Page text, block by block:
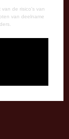
de risico's van
van deelname
- 20:00 uur